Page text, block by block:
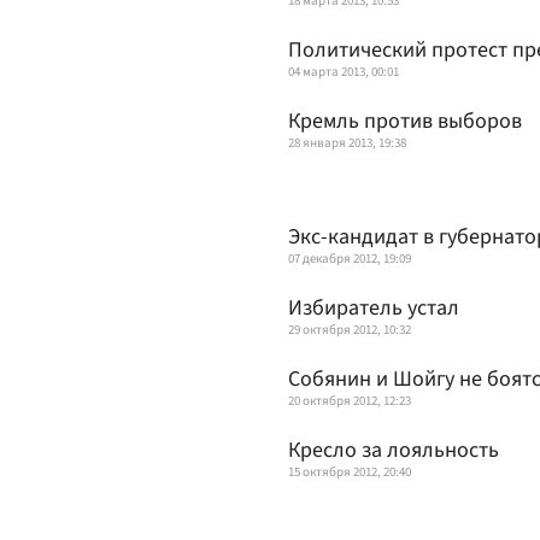
Политический протест
04 марта 2013, 00:01
Кремль против выборов
28 января 2013, 19:38
Экс-кандидат в
07 декабря 2012, 19:09
Избиратель устал
29 октября 2012, 10:32
Собянин и Шойгу не
20 октября 2012, 12:23
Кресло за лояльность
15 октября 2012, 20:40